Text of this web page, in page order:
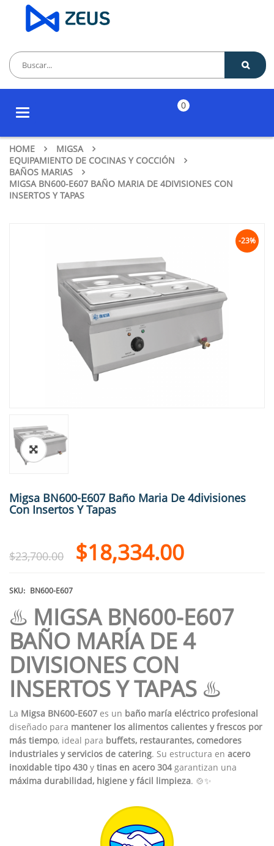
Toggle
0
HOME
MIGSA
EQUIPAMIENTO DE COCINAS Y COCCIÓN
BAÑOS MARIAS
MIGSA BN600-E607 BAÑO MARIA DE 4DIVISIONES CON
INSERTOS Y TAPAS
-23%
🔍
Migsa BN600-E607 Baño Maria De 4divisiones
Con Insertos Y Tapas
$23,700.00 $18,334.00
SKU: BN600-E607
♨️ MIGSA BN600-E607
BAÑO MARÍA DE 4
DIVISIONES CON
INSERTOS Y TAPAS ♨️
La Migsa BN600-E607 es un baño maría eléctrico profesional
diseñado para mantener los alimentos calientes y frescos por
más tiempo, ideal para buffets, restaurantes, comedores
industriales y servicios de catering. Su estructura en acero
inoxidable tipo 430 y tinas en acero 304garantizan una
máxima durabilidad, higiene y fácil limpieza. 🍲✨